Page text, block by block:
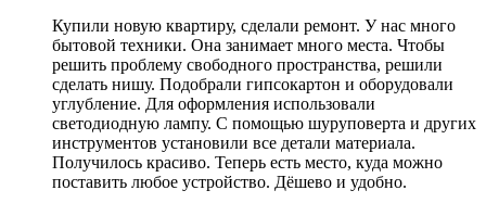
Купили новую квартиру, сделали ремонт. У нас много
бытовой техники. Она занимает много места. Чтобы
решить проблему свободного пространства, решили
сделать нишу. Подобрали гипсокартон и оборудовали
углубление. Для оформления использовали
светодиодную лампу. С помощью шуруповерта и других
инструментов установили все детали материала.
Получилось красиво. Теперь есть место, куда можно
поставить любое устройство. Дёшево и удобно.